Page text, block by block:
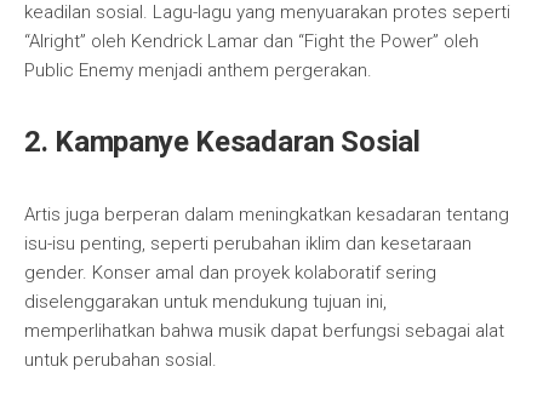
keadilan sosial. Lagu-lagu yang menyuarakan protes seperti
“Alright” oleh Kendrick Lamar dan “Fight the Power” oleh
Public Enemy menjadi anthem pergerakan.
2. Kampanye Kesadaran Sosial
Artis juga berperan dalam meningkatkan kesadaran tentang
isu-isu penting, seperti perubahan iklim dan kesetaraan
gender. Konser amal dan proyek kolaboratif sering
diselenggarakan untuk mendukung tujuan ini,
memperlihatkan bahwa musik dapat berfungsi sebagai alat
untuk perubahan sosial.